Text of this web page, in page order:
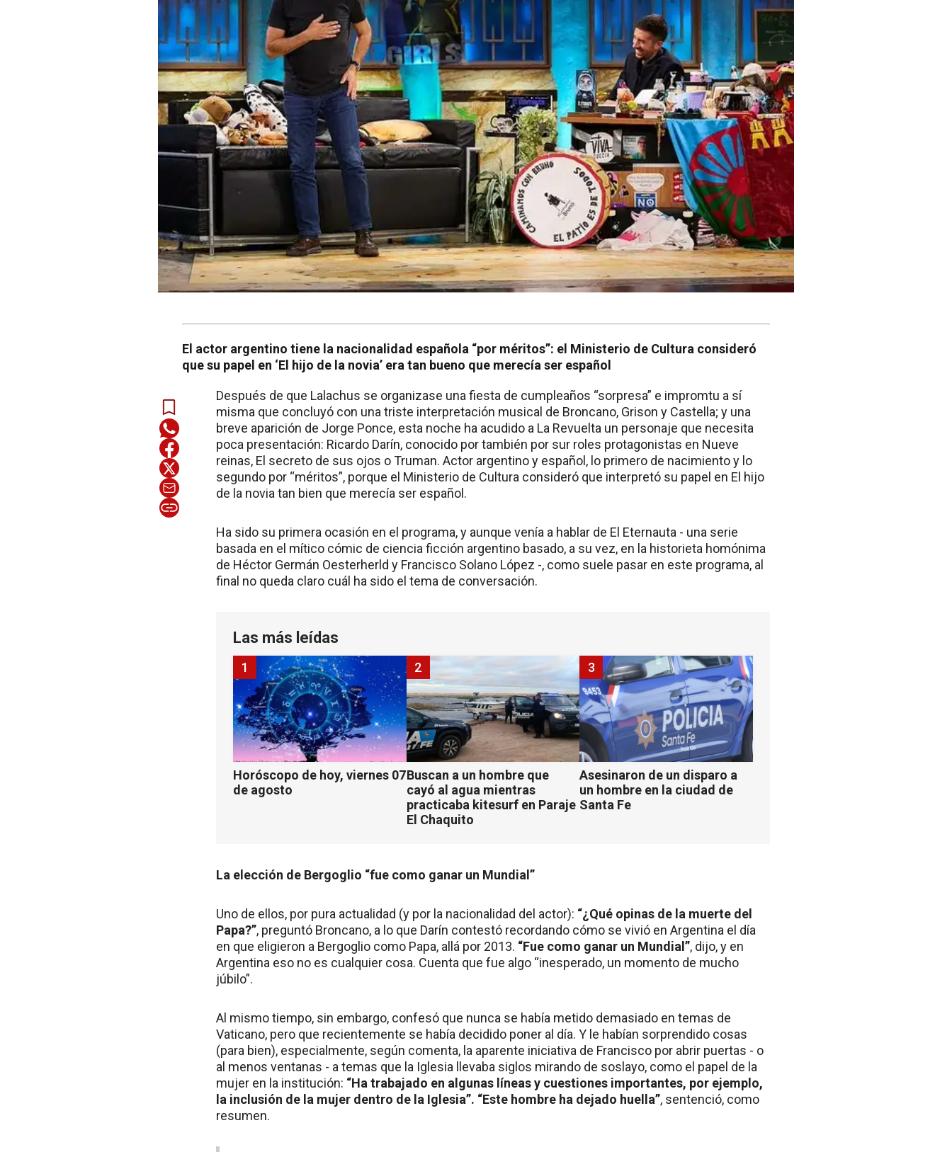
El actor argentino tiene la nacionalidad española “por méritos”: el Ministerio de Cultura consideró
que su papel en ‘El hijo de la novia’ era tan bueno que merecía ser español
Después de que Lalachus se organizase una fiesta de cumpleaños “sorpresa” e impromtu a sí
misma que concluyó con una triste interpretación musical de Broncano, Grison y Castella; y una
breve aparición de Jorge Ponce, esta noche ha acudido a La Revuelta un personaje que necesita
poca presentación: Ricardo Darín, conocido por también por sur roles protagonistas en Nueve
reinas, El secreto de sus ojos o Truman. Actor argentino y español, lo primero de nacimiento y lo
segundo por “méritos”, porque el Ministerio de Cultura consideró que interpretó su papel en El hijo
de la novia tan bien que merecía ser español.
Ha sido su primera ocasión en el programa, y aunque venía a hablar de El Eternauta - una serie
basada en el mítico cómic de ciencia ficción argentino basado, a su vez, en la historieta homónima
de Héctor Germán Oesterherld y Francisco Solano López -, como suele pasar en este programa, al
final no queda claro cuál ha sido el tema de conversación.
Las más leídas
Horóscopo de hoy, viernes 07
de agosto
1
Buscan a un hombre que
cayó al agua mientras
practicaba kitesurf en Paraje
El Chaquito
2
Asesinaron de un disparo a
un hombre en la ciudad de
Santa Fe
3
La elección de Bergoglio “fue como ganar un Mundial”
Uno de ellos, por pura actualidad (y por la nacionalidad del actor): “¿Qué opinas de la muerte del
Papa?”, preguntó Broncano, a lo que Darín contestó recordando cómo se vivió en Argentina el día
en que eligieron a Bergoglio como Papa, allá por 2013. “Fue como ganar un Mundial”, dijo, y en
Argentina eso no es cualquier cosa. Cuenta que fue algo “inesperado, un momento de mucho
júbilo”.
Al mismo tiempo, sin embargo, confesó que nunca se había metido demasiado en temas de
Vaticano, pero que recientemente se había decidido poner al día. Y le habían sorprendido cosas
(para bien), especialmente, según comenta, la aparente iniciativa de Francisco por abrir puertas - o
al menos ventanas - a temas que la Iglesia llevaba siglos mirando de soslayo, como el papel de la
mujer en la institución: “Ha trabajado en algunas líneas y cuestiones importantes, por ejemplo,
la inclusión de la mujer dentro de la Iglesia”. “Este hombre ha dejado huella”, sentenció, como
resumen.